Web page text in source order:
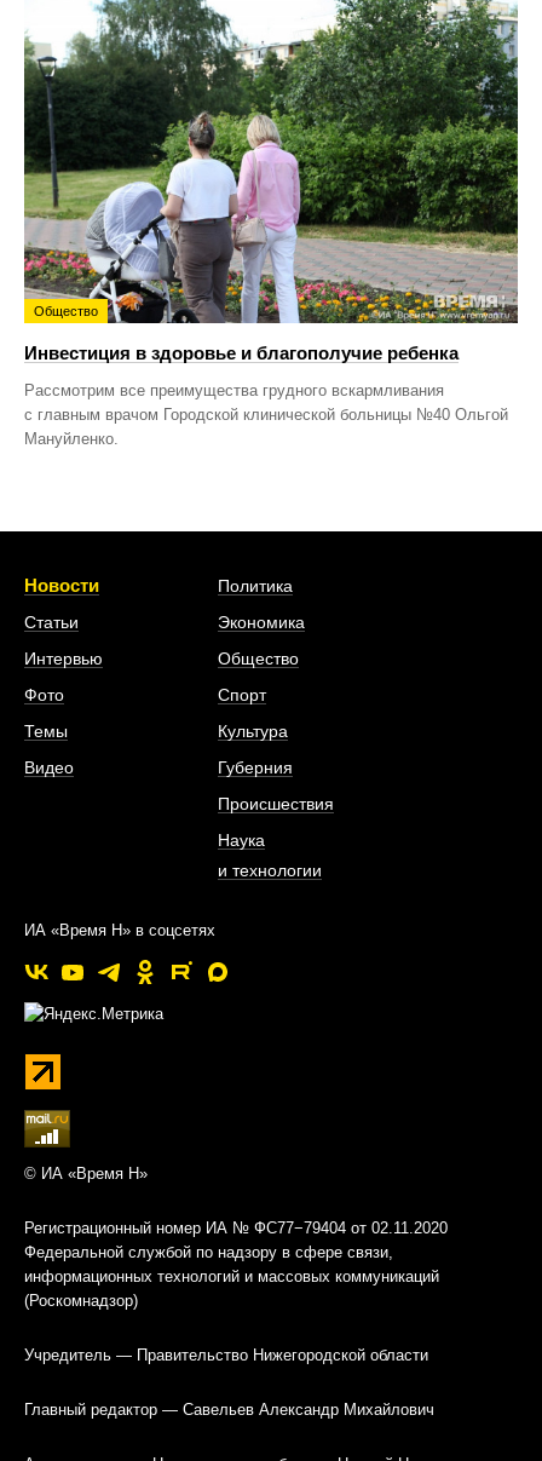
Общество
Инвестиция в здоровье и благополучие ребенка
Рассмотрим все преимущества грудного вскармливания
с главным врачом Городской клинической больницы №40 Ольгой
Мануйленко.
Новости
Статьи
Интервью
Фото
Темы
Видео
Политика
Экономика
Общество
Спорт
Культура
Губерния
Происшествия
Наука
и технологии
ИА «Время Н» в соцсетях
© ИА «Время Н»
Регистрационный номер ИА № ФС77−79404 от 02.11.2020
Федеральной службой по надзору в сфере связи,
информационных технологий и массовых коммуникаций
(Роскомнадзор)
Учредитель — Правительство Нижегородской области
Главный редактор — Савельев Александр Михайлович